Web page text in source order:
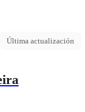
Última actualización